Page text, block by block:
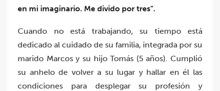
en mi imaginario. Me divido por tres”.
Cuando no está trabajando, su tiempo está
dedicado al cuidado de su familia, integrada por su
marido Marcos y su hijo Tomás (5 años). Cumplió
su anhelo de volver a su lugar y hallar en él las
condiciones para desplegar su profesión y